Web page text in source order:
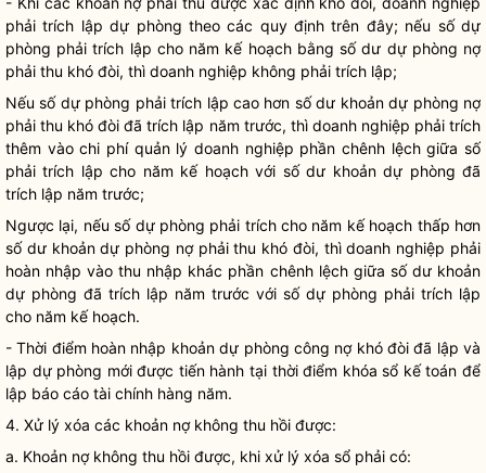
phải trích lập dự phòng theo các quy định trên đây; nếu số dự
phòng phải trích lập cho năm kế hoạch bằng số dư dự phòng nợ
phải thu khó đòi, thì doanh nghiệp không phải trích lập;
Nếu số dự phòng phải trích lập cao hơn số dư khoản dự phòng nợ
phải thu khó đòi đã trích lập năm trước, thì doanh nghiệp phải trích
thêm vàochi phíquản lýdoanh nghiệp phần chênh lệch giữa số
phải trích lập cho năm kế hoạch với số dư khoản dự phòng đã
trích lập năm trước;
Ngược lại, nếu số dự phòng phải trích cho năm kế hoạch thấp hơn
số dư khoản dự phòng nợ phải thu khó đòi, thìdoanh nghiệp phải
hoàn nhập vào thu nhập khác phần chênh lệch giữa số dư khoản
dự phòng đã trích lập năm trước với số dự phòng phải trích lập
cho năm kế hoạch.
- Thời điểm hoàn nhập khoản dự phòng công nợ khó đòi đã lập và
lập dự phòng mới được tiến hành tại thời điểm khóa sổ kế toán để
lập báo cáo tài chính hàng năm.
4. Xử lý xóa các khoản nợ không thu hồi được:
a. Khoản nợ không thu hồi được, khi xử lý xóa sổ phải có: